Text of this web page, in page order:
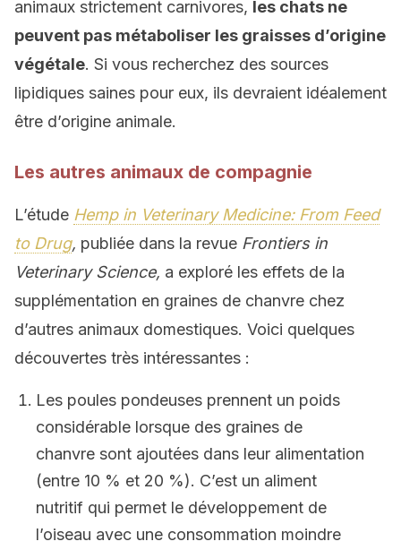
animaux strictement carnivores, les chats ne
peuvent pas métaboliser les graisses d’origine
végétale. Si vous recherchez des sources
lipidiques saines pour eux, ils devraient idéalement
être d’origine animale.
Les autres animaux de compagnie
L’étude Hemp in Veterinary Medicine: From Feed
to Drug, publiée dans la revue Frontiers in
Veterinary Science, a exploré les effets de la
supplémentation en graines de chanvre chez
d’autres animaux domestiques. Voici quelques
découvertes très intéressantes :
Les poules pondeuses prennent un poids
considérable lorsque des graines de
chanvre sont ajoutées dans leur alimentation
(entre 10 % et 20 %). C’est un aliment
nutritif qui permet le développement de
l’oiseau avec une consommation moindre